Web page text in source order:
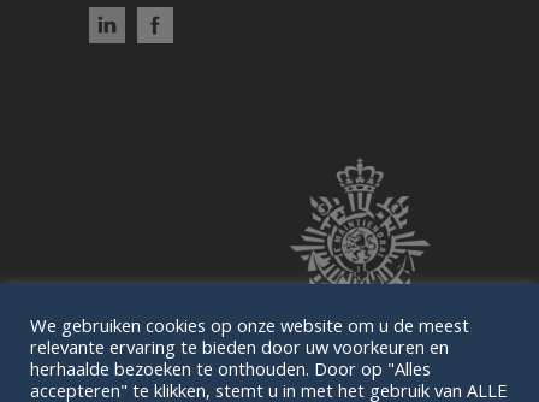
We gebruiken cookies op onze website om u de meest
relevante ervaring te bieden door uw voorkeuren en
herhaalde bezoeken te onthouden. Door op "Alles
accepteren" te klikken, stemt u in met het gebruik van ALLE